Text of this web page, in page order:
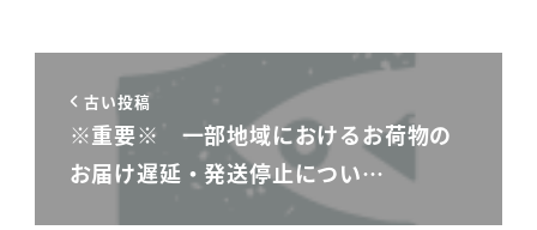
古い投稿
※重要※ 一部地域におけるお荷物の
お届け遅延・発送停止につい…